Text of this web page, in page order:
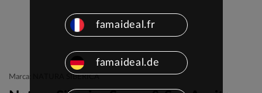
Marca: NATURA SIBERICA
famaideal.fr
famaideal.de